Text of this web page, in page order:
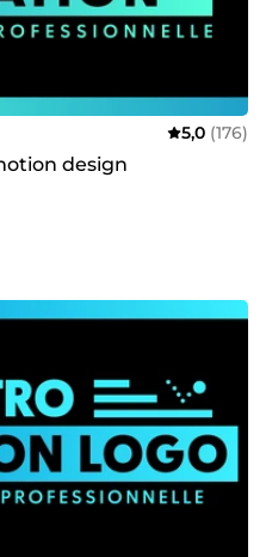
5,0 (176)
design